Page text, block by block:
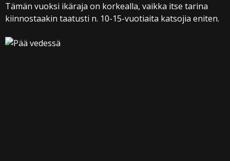
Tämän vuoksi ikäraja on korkealla, vaikka itse tarina
kiinnostaakin taatusti n. 10-15-vuotiaita katsojia eniten.